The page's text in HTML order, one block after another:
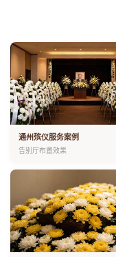
通州殡仪服务案例
告别厅布置效果